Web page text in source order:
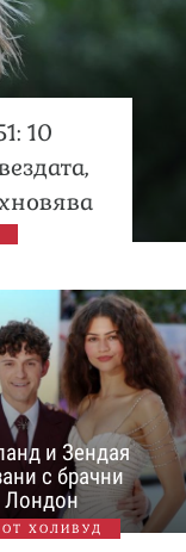
10
и Зендая
с брачни
Лондон
ОТ ХОЛИВУД